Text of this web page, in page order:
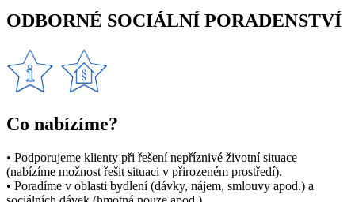
ODBORNÉ SOCIÁLNÍ PORADENSTVÍ
Co nabízíme?
• Podporujeme klienty při řešení nepříznivé životní situace
(nabízíme možnost řešit situaci v přirozeném prostředí).
• Poradíme v oblasti bydlení (dávky, nájem, smlouvy apod.) a